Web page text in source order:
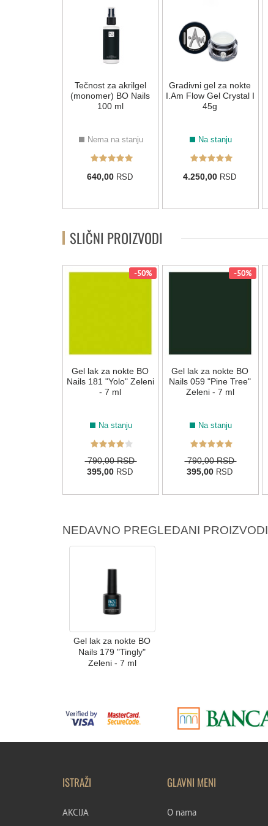
Tečnost za akrilgel
(monomer) BO Nails
100 ml
Nema na stanju
640,00 RSD
Gradivni gel za nokte
I.Am Flow Gel Crystal I
45g
Na stanju
4.250,00 RSD
SLIČNI PROIZVODI
-50%
Gel lak za nokte BO
Nails 181 "Yolo" Zeleni
- 7 ml
Na stanju
790,00 RSD
395,00 RSD
-50%
Gel lak za nokte BO
Nails 059 "Pine Tree"
Zeleni - 7 ml
Na stanju
790,00 RSD
395,00 RSD
NEDAVNO PREGLEDANI PROIZVODI
Gel lak za nokte BO
Nails 179 "Tingly"
Zeleni - 7 ml
ISTRAŽI
AKCIJA
GLAVNI MENI
O nama